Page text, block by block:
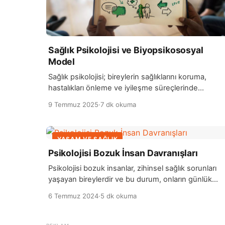
Sağlık Psikolojisi ve Biyopsikososyal
Model
Sağlık psikolojisi; bireylerin sağlıklarını koruma,
hastalıkları önleme ve iyileşme süreçlerinde
inceleyen bir bilim dalıdır. Bu alan, sadece
yerine, insanların yaşam tarzı, stres düzeyleri, sosyal
üzerindeki etkilerini araştırır. Sağlık psikologları,
bireylerin sağlıklı alışkanlıklar geliştirmesi, hastalıklarla
başa çıkması ve tedavi süreçlerine […]
9 Temmuz 2025·7 dk okuma
YAŞAM VE SAĞLIK
Psikolojisi Bozuk İnsan Davranışları
Psikolojisi bozuk insanlar, zihinsel sağlık sorunları
yaşayan bireylerdir ve bu durum, onların günlük
etkileyebilir. Psikolojik bozukluklar, depresyon,
6 Temmuz 2024·5 dk okuma